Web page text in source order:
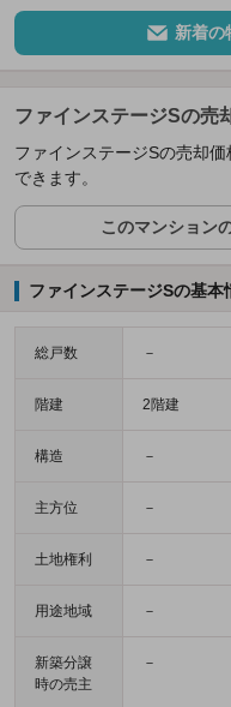
新着の
ファインステージSの売
ファインステージSの売却
できます。
このマンション
ファインステージSの基本
総戸数 －
階建 2階建
構造 －
主方位 －
土地権利 －
用途地域 －
新築分譲
時の売主
－